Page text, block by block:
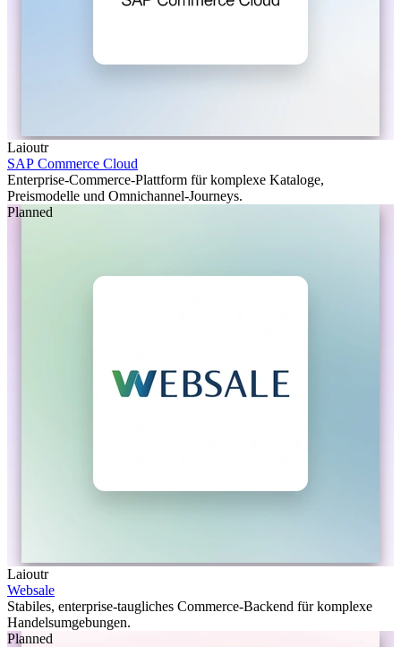
Laioutr
SAP Commerce Cloud
Enterprise-Commerce-Plattform für komplexe Kataloge,
Preismodelle und Omnichannel-Journeys.
Planned
Laioutr
Websale
Stabiles, enterprise-taugliches Commerce-Backend für komplexe
Handelsumgebungen.
Planned